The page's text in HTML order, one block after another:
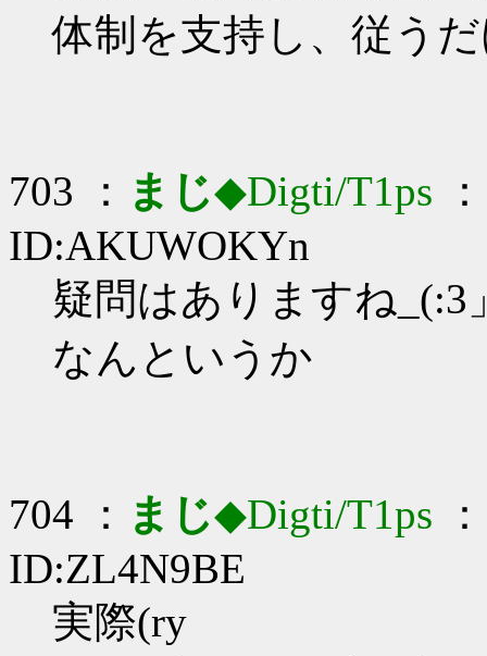
体制を支持し、従う
703 ： まじ◆Digti/T1ps
ID:AKUWOKYn
疑問はありますね_(:3
なんというか
704 ： まじ◆Digti/T1ps
ID:ZL4N9BE
実際(ry